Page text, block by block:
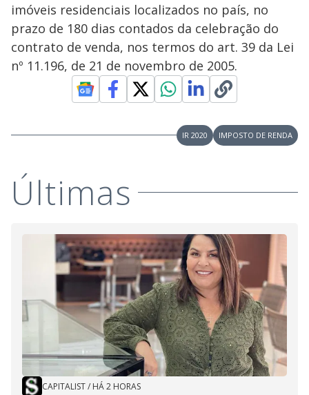
imóveis residenciais localizados no país, no
prazo de 180 dias contados da celebração do
contrato de venda, nos termos do art. 39 da Lei
nº 11.196, de 21 de novembro de 2005.
IR 2020 IMPOSTO DE RENDA
Últimas
CAPITALIST/ HÁ 2 HORAS